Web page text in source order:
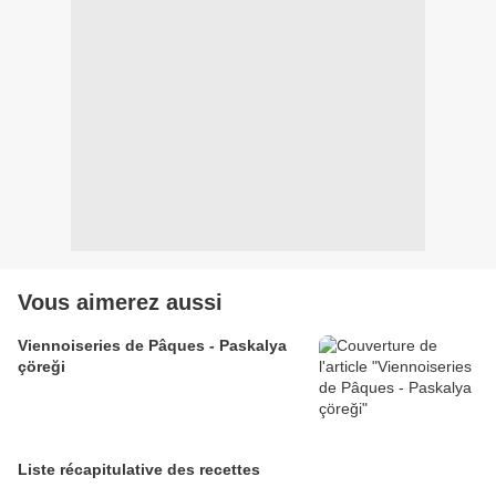
Vous aimerez aussi
Viennoiseries de Pâques - Paskalya
çöreği
Liste récapitulative des recettes